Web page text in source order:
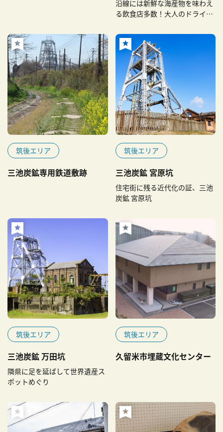
沿線には新鮮な海産物を味わえ
る飲食店多数！大人のドライブ
筑後エリア
三池炭鉱専用鉄道敷跡
筑後エリア
三池炭鉱 宮原坑
住宅街に残る近代化の証、三池
炭鉱 宮原坑
筑後エリア
三池炭鉱 万田坑
隣県に足を延ばして世界遺産ス
ポットめぐり
筑後エリア
久留米市埋蔵文化センター